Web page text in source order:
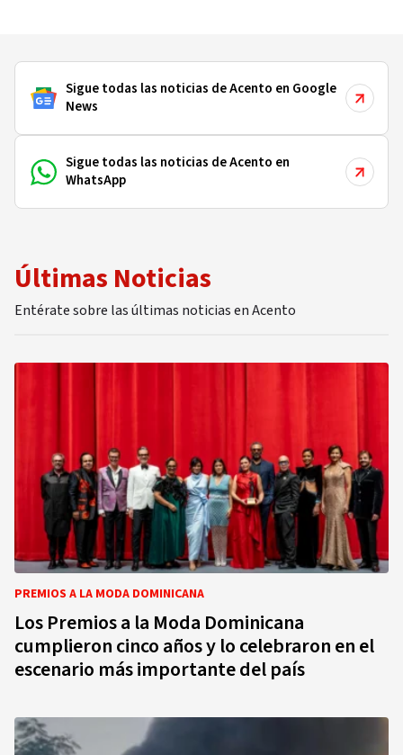
Sigue todas las noticias de Acento en Google
News
Sigue todas las noticias de Acento en
WhatsApp